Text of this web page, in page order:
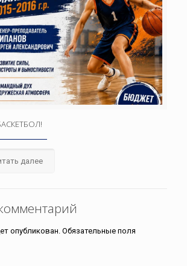
далее
опубликован. Обязательные поля